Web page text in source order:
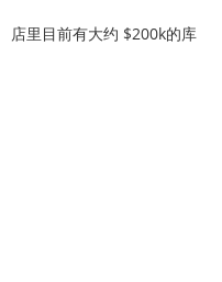
店里目前有大约 $200k的库